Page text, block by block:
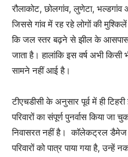
रौलाकोट, छोलगांव, लुणेटा,
जिससे गांव में रह रहे लोगों की
कि जल स्तर बढ़ने से झील के आसपास
जाता है। हालांकि इस वर्ष अभी
सामने नहीं आई है।
टीएचडीसी के अनुसार पूर्व में ही
परिवारों का संपूर्ण पुनर्वास किया जा
निवासरत नहीं है। कॉलेकट्रल डैमेज
परिवारों को पात्र पाया गया है,